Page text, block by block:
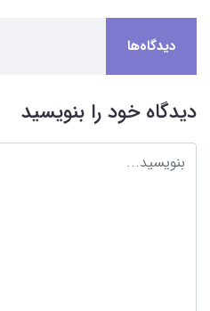
دیدگاه‌ها
دیدگاه خود را بنویسید